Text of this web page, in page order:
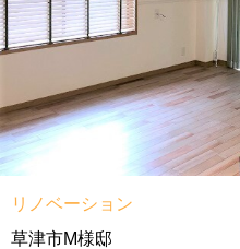
リノベーション
草津市M様邸